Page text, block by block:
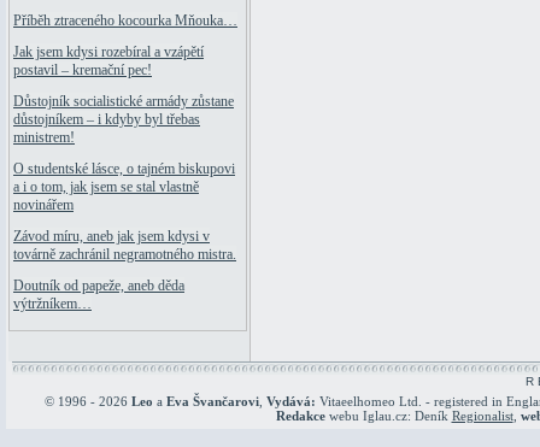
Příběh ztraceného kocourka Mňouka…
Jak jsem kdysi rozebíral a vzápětí
postavil – kremační pec!
Důstojník socialistické armády zůstane
důstojníkem – i kdyby byl třebas
ministrem!
O studentské lásce, o tajném biskupovi
a i o tom, jak jsem se stal vlastně
novinářem
Závod míru, aneb jak jsem kdysi v
továrně zachránil negramotného mistra.
Doutník od papeže, aneb děda
výtržníkem…
R
© 1996 - 2026 Leo a Eva Švančarovi, Vydává: Vitaeelhomeo Ltd. - registered in
Redakcewebu Iglau.cz: Deník Regionalist,